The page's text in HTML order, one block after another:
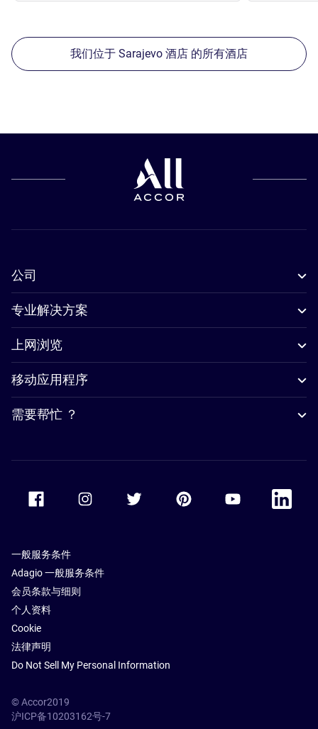
我们位于 Sarajevo 酒店 的所有酒店
公司
专业解决方案
上网浏览
移动应用程序
需要帮忙 ？
Accor Facebook Accor TwitterAccor PinterestAccor Youtube
Accor
一般服务条件
Adagio 一般服务条件
会员条款与细则
个人资料
Cookie
法律声明
Do Not Sell My Personal Information
© Accor2019
沪ICP备10203162号-7